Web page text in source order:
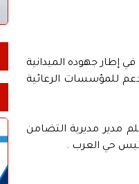
إطار جهوده الميدانية
للمؤسسات الرعائية
مدير مديرية التضامن
حي العرب .